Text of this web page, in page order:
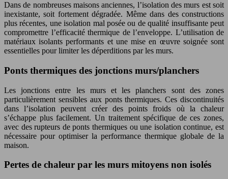
Dans de nombreuses maisons anciennes, l’isolation des murs est soit
inexistante, soit fortement dégradée. Même dans des constructions
plus récentes, une isolation mal posée ou de qualité insuffisante peut
compromettre l’efficacité thermique de l’enveloppe. L’utilisation de
matériaux isolants performants et une mise en œuvre soignée sont
essentielles pour limiter les déperditions par les murs.
Ponts thermiques des jonctions murs/planchers
Les jonctions entre les murs et les planchers sont des zones
particulièrement sensibles aux ponts thermiques. Ces discontinuités
dans l’isolation peuvent créer des points froids où la chaleur
s’échappe plus facilement. Un traitement spécifique de ces zones,
avec des rupteurs de ponts thermiques ou une isolation continue, est
nécessaire pour optimiser la performance thermique globale de la
maison.
Pertes de chaleur par les murs mitoyens non isolés